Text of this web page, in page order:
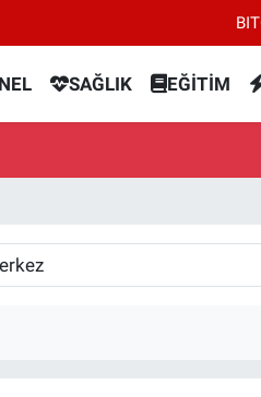
GRAM
SAĞLIK EĞİTİM